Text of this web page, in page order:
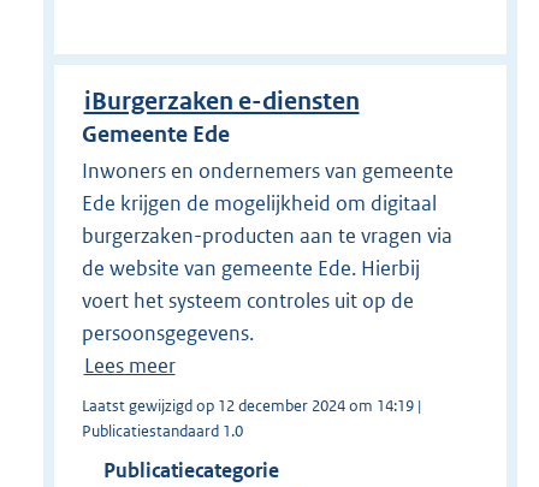
iBurgerzaken e-diensten
Gemeente Ede
Inwoners en ondernemers van gemeente
Ede krijgen de mogelijkheid om digitaal
burgerzaken-producten aan te vragen via
de website van gemeente Ede. Hierbij
voert het systeem controles uit op de
persoonsgegevens.
Lees meer
Laatst gewijzigd op 12 december 2024 om 14:19 |
Publicatiestandaard 1.0
Publicatiecategorie